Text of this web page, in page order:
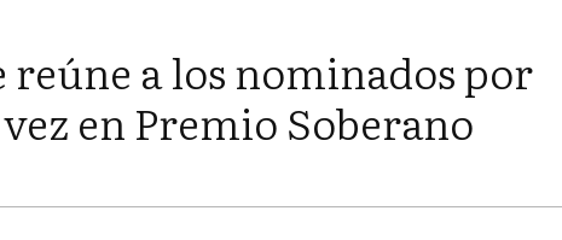
a los nominados por
en Premio Soberano